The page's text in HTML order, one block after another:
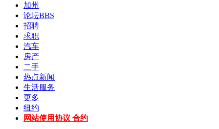
加州
论坛BBS
招聘
求职
汽车
房产
二手
热点新闻
生活服务
更多
纽约
网站使用协议 合约